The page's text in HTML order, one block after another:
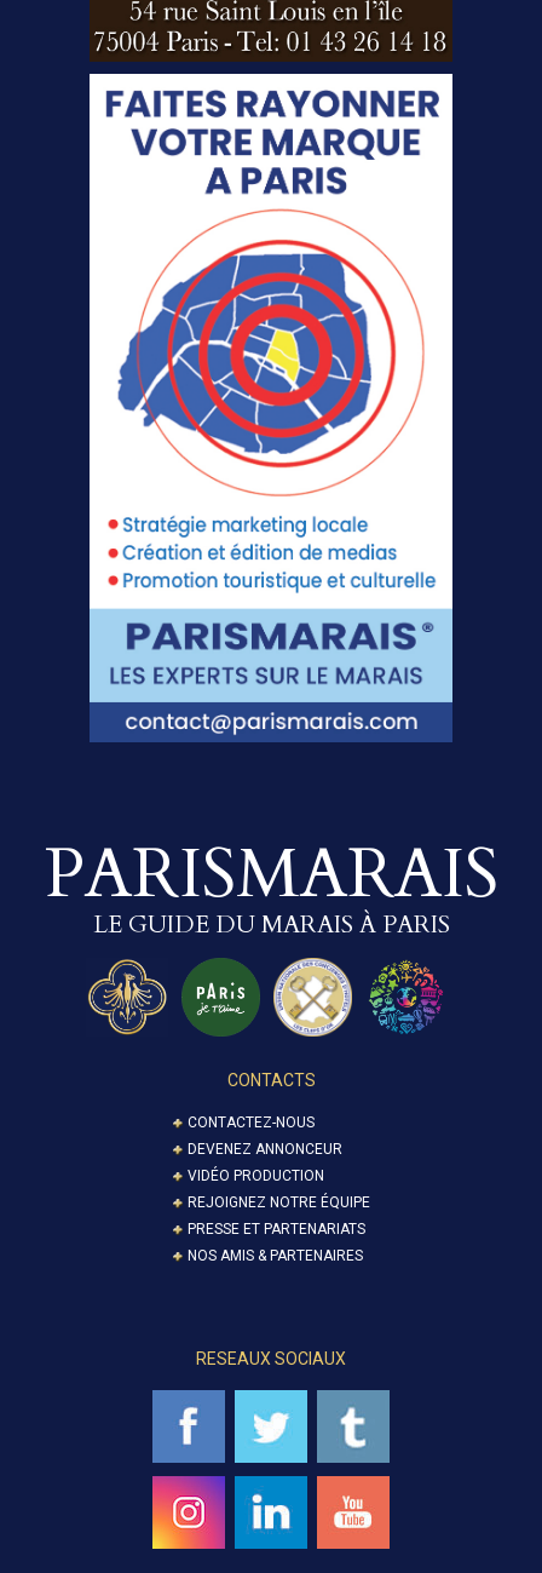
PARISMARAIS
LE GUIDE DU MARAIS À PARIS
CONTACTS
CONTACTEZ-NOUS
DEVENEZ ANNONCEUR
VIDÉO PRODUCTION
REJOIGNEZ NOTRE ÉQUIPE
PRESSE ET PARTENARIATS
NOS AMIS & PARTENAIRES
RESEAUX SOCIAUX